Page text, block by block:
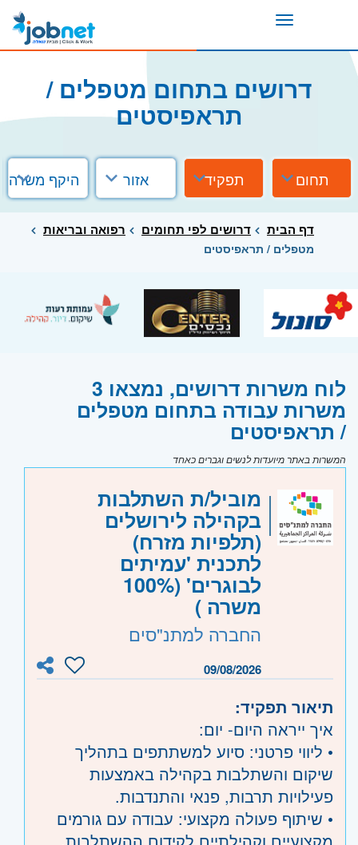
Toggle
דרושים בתחום מטפלים /
תראפיסטים
תחום תפקיד אזור היקף משרה
דף הבית דרושים לפי תחומים רפואה ובריאות
מטפלים / תראפיסטים
לוח משרות דרושים, נמצאו 3
משרות עבודה בתחום מטפלים
/ תראפיסטים
המשרות באתר מיועדות לנשים וגברים כאחד
מוביל/ת השתלבות
בקהילה לירושלים
(תלפיות מזרח)
לתכנית 'עמיתים
לבוגרים' (100%
משרה )
החברה למתנ"סים
09/08/2026
תיאור תפקיד:
איך ייראה היום- יום:
• ליווי פרטני: סיוע למשתתפים בתהליך
שיקום והשתלבות בקהילה באמצעות
פעילויות תרבות, פנאי והתנדבות.
• שיתוף פעולה מקצועי: עבודה עם גורמים
מקצועיים וקהילתיים לקידום ההשתלבות.